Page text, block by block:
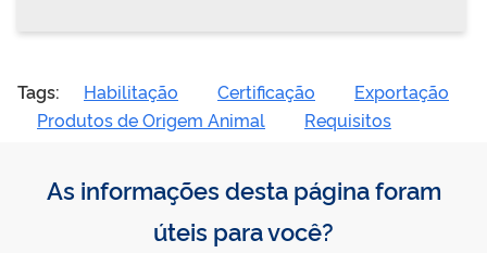
Tags: Habilitação Certificação
Exportação
Produtos de Origem Animal
Requisitos
As informações desta página foram
úteis para você?